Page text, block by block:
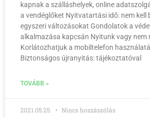
kapnak a szálláshelyek, online
a vendéglőket Nyitvatartási idő: nem kell
egyszeri változásokat Gondolatok a
alkalmazása kapcsán Nyitunk vagy nem
Korlátozhatjuk a mobiltelefon
Biztonságos újranyitás: tájékoztatóval
TOVÁBB »
2021.05.25. Nincs hozzászólás